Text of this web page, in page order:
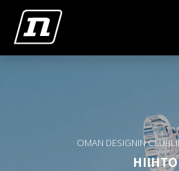
OMAN DESIGNIN
HIIHTO